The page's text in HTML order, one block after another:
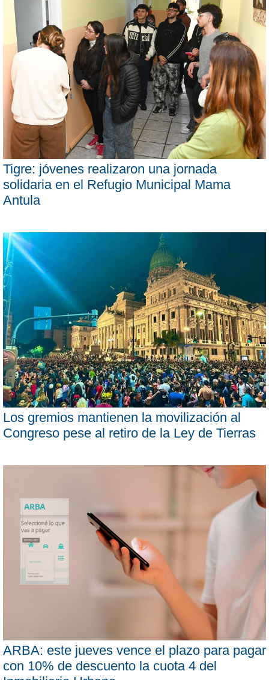
Tigre: jóvenes realizaron una jornada
solidaria en el Refugio Municipal Mama
Antula
Los gremios mantienen la movilización al
Congreso pese al retiro de la Ley de Tierras
ARBA: este jueves vence el plazo para pagar
con 10% de descuento la cuota 4 del